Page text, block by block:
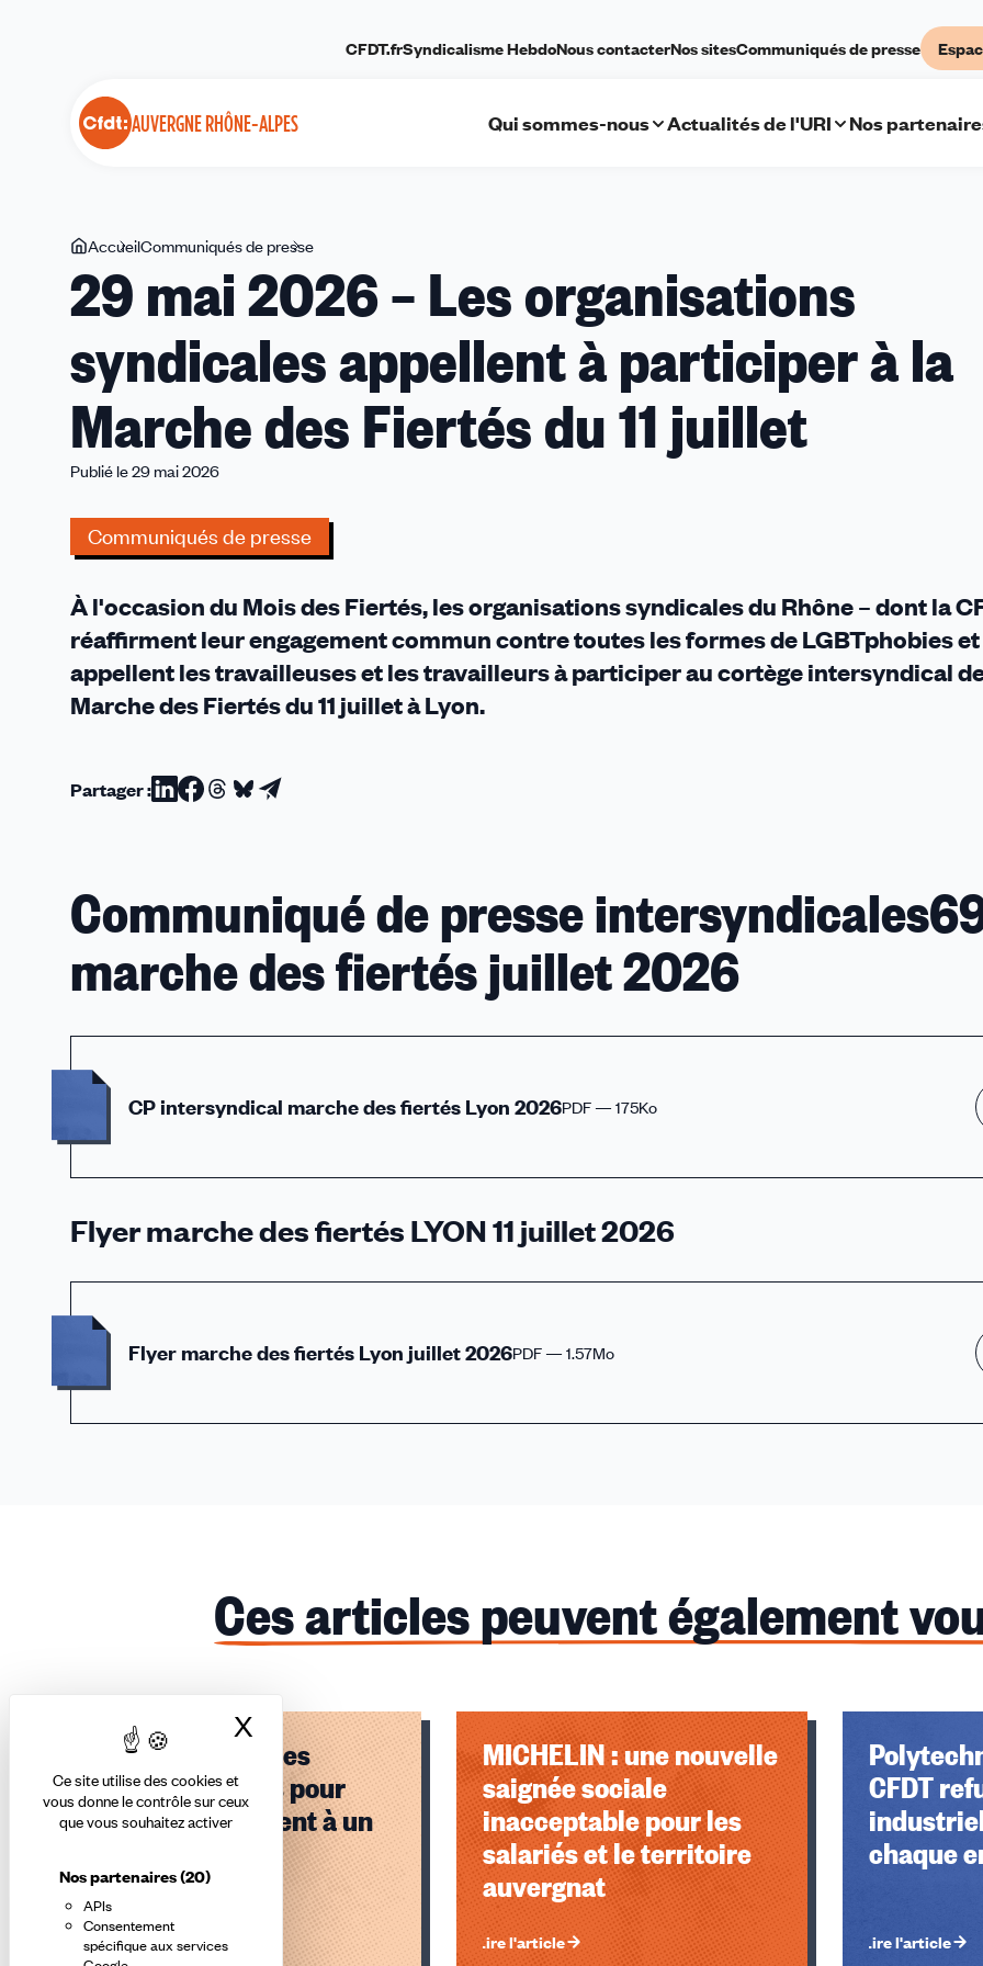
Ce site utilise des cookies et
vous donne le contrôle sur ceux
que vous souhaitez activer
Nos partenaires(20)
APIs
Consentement
spécifique aux services
X Masquer le bandeau des cookies
AUVERGNE RHÔNE-ALPES
CFDT.frSyndicalisme HebdoNous contacterNos sitesCommuniqués de presse
Qui sommes-nous Actualités de l'URI Nos
Vous
êtes
ici
AccueilCommuniqués de presse
mai
2026
Les
organisations
syndicales
appellent
à
des
du
11
juillet
29 mai 2026 – Les organisations
syndicales appellent à participer à la
Marche des Fiertés du 11 juillet
Publié le 29 mai 2026
Communiqués de presse
À l'occasion du Mois des Fiertés, les organisations syndicales du Rhône – dont la
réaffirment leur engagement commun contre toutes les formes de LGBTphobies et
appellent les travailleuses et les travailleurs à participer au cortège intersyndical
Marche des Fiertés du 11 juillet à Lyon.
Partager :Partager
Partager
Partager
Partager
Partager
Communiqué de presse
marche des fiertés juillet 2026
CP intersyndical marche des fiertés Lyon 2026PDF — 175Ko
Flyer marche des fiertés LYON 11 juillet 2026
Flyer marche des fiertés Lyon juillet 2026PDF — 1.57Mo
Ces articles peuvent également
Les syndicats des
Quatre Moteurs pour
l’Europe appellent à un
permanent
Lire l'article
MICHELIN : une nouvelle
saignée sociale
inacceptable pour les
salariés et le territoire
auvergnat
Lire l'article
CFDT
chaque
Lire l'article